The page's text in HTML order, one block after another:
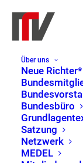
Über uns
Neue
Bundesbüro
Satzung
Netzwerk
MEDEL
für
3.
Hinweis
Keine
den nächsten
03.07.2024